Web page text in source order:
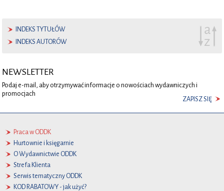
INDEKS TYTUŁÓW
INDEKS AUTORÓW
NEWSLETTER
Podaj e-mail, aby otrzymywać informacje o nowościach wydawniczych i
promocjach
ZAPISZ SIĘ
Praca w ODDK
Hurtownie i księgarnie
O Wydawnictwie ODDK
Strefa Klienta
Serwis tematyczny ODDK
KOD RABATOWY - jak użyć?